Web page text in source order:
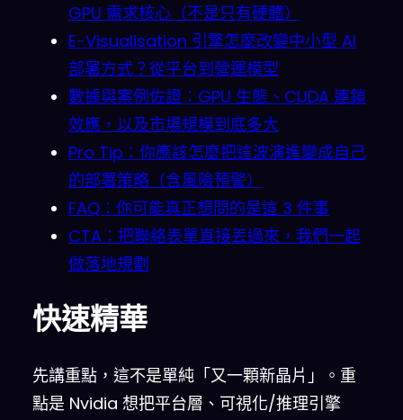
GPU 需求核心（不是只有硬體）
E-Visualisation 引擎怎麼改變中小型 AI
部署方式？從平台到營運模型
數據與案例佐證：GPU 生態、CUDA 連鎖
效應，以及市場規模到底多大
Pro Tip：你應該怎麼把這波演進變成自己
的部署策略（含風險預警）
FAQ：你可能真正想問的是這 3 件事
CTA：把聯絡表單直接丟過來，我們一起
做落地規劃
快速精華
先講重點，這不是單純「又一顆新晶片」。重
點是 Nvidia 想把平台層、可視化/推理引擎